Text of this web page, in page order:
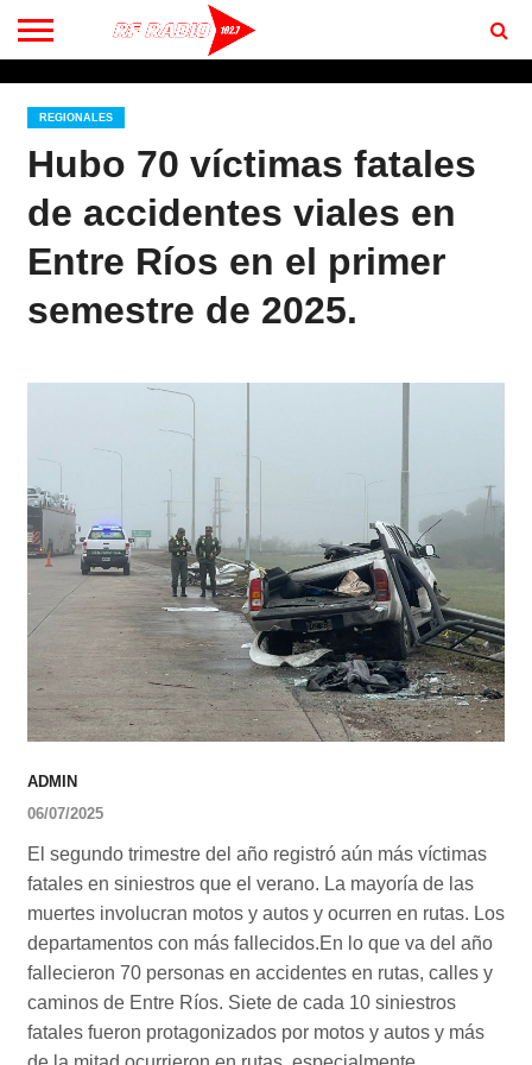
CONTACTO
BIENVENIDOS
A RF 102.7 FM
REGIONALES
Hubo 70 víctimas fatales
de accidentes viales en
Entre Ríos en el primer
semestre de 2025.
ADMIN
06/07/2025
El segundo trimestre del año registró aún más víctimas
fatales en siniestros que el verano. La mayoría de las
muertes involucran motos y autos y ocurren en rutas. Los
departamentos con más fallecidos.En lo que va del año
fallecieron 70 personas en accidentes en rutas, calles y
caminos de Entre Ríos. Siete de cada 10 siniestros
fatales fueron protagonizados por motos y autos y más